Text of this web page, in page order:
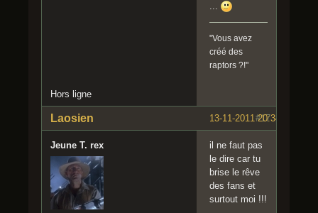
...
"Vous avez
créé des
raptors ?!"
Hors ligne
#17
13-11-2011 20:34:51
Laosien
Jeune T. rex
il ne faut pas
le dire car tu
brise le rêve
des fans et
surtout moi !!!